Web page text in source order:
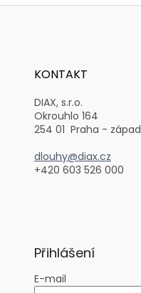
KONTAKT
DIAX, s.r.o.
Okrouhlo 164
254 01 Praha - západ
dlouhy@diax.cz
+420 603 526 000
Přihlášení
E-mail